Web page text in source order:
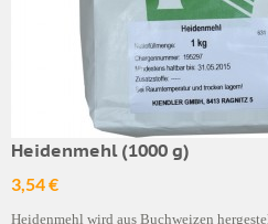
Heidenmehl (1000 g)
3,54 €
Heidenmehl wird aus Buchweizen